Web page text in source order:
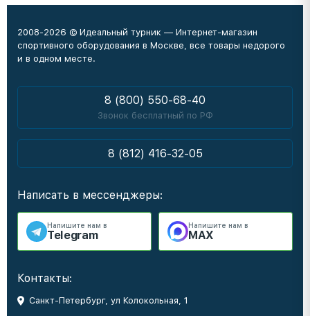
2008-2026 © Идеальный турник — Интернет-магазин
спортивного оборудования в Москве, все товары недорого
и в одном месте.
8 (800) 550-68-40
Звонок бесплатный по РФ
8 (812) 416-32-05
Написать в мессенджеры:
Напишите нам в
Telegram
Напишите нам в
MAX
Контакты:
Санкт-Петербург, ул Колокольная, 1